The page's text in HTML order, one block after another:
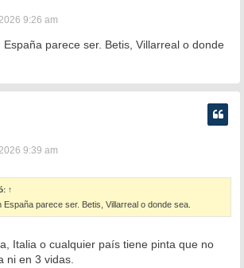
9:26 am
parece ser. Betis, Villarreal o donde
9:39 am
↑
parece ser. Betis, Villarreal o donde sea.
Italia o cualquier país tiene pinta que no
ni en 3 vidas.